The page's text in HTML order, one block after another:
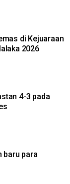
di Kejuaraan
2026
4-3 pada
baru para